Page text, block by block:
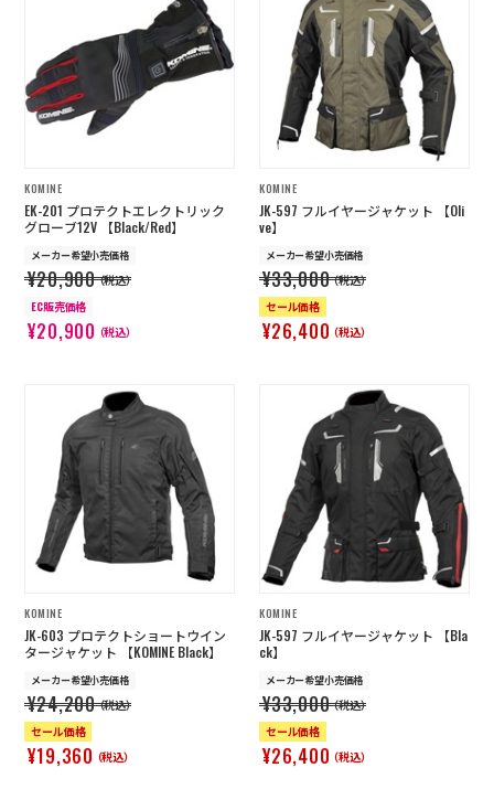
KOMINE
EK-201 プロテクトエレクトリック
グローブ12V 【Black/Red】
メーカー希望小売価格
¥20,900（税込）
EC販売価格
¥20,900（税込）
KOMINE
JK-597 フルイヤージャケット 【Oli
ve】
メーカー希望小売価格
¥33,000（税込）
セール価格
¥26,400（税込）
KOMINE
JK-603 プロテクトショートウイン
タージャケット 【KOMINE Black】
メーカー希望小売価格
¥24,200（税込）
セール価格
¥19,360（税込）
KOMINE
JK-597 フルイヤージャケット 【Bla
ck】
メーカー希望小売価格
¥33,000（税込）
セール価格
¥26,400（税込）